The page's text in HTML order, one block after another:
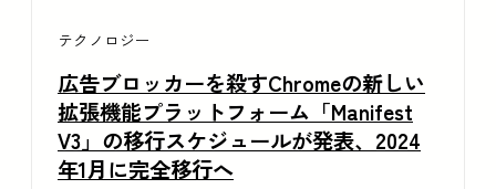
テクノロジー
広告ブロッカーを殺すChromeの新しい
拡張機能プラットフォーム「Manifest
V3」の移行スケジュールが発表、2024
年1月に完全移行へ